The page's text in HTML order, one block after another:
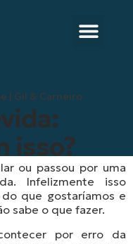
| Gil & Carneiro
isso?
ou passou por uma
Infelizmente isso
que gostaríamos e
sabe o que fazer.
por erro da